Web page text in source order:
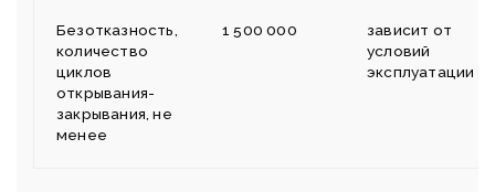
Безотказность,
количество
циклов
открывания-
закрывания, не
менее
1 500 000
зависит от
условий
эксплуатации